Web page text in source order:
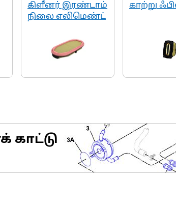
கிளீனர் இரண்டாம்
நிலை எலிமெண்ட்
காற்று
காட்டு